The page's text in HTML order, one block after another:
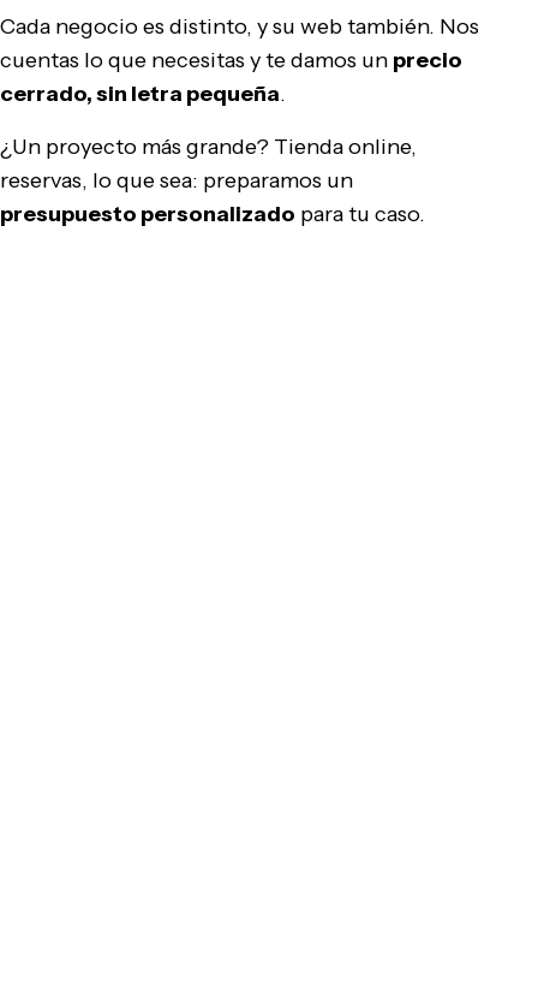
Cada negocio es distinto, y su web también. Nos
cuentas lo que necesitas y te damos un precio
cerrado, sin letra pequeña.
¿Un proyecto más grande? Tienda online,
reservas, lo que sea: preparamos un
presupuesto personalizado para tu caso.